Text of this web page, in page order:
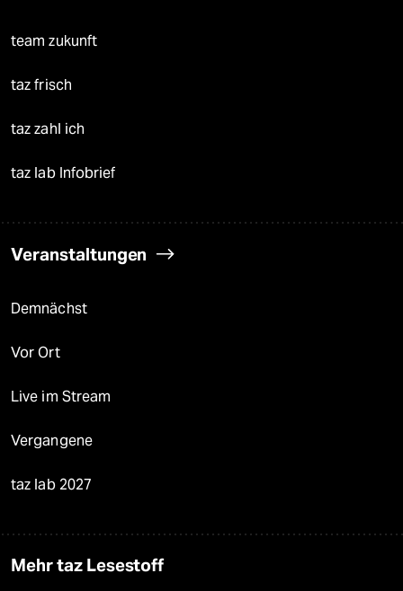
team zukunft
taz frisch
taz zahl ich
taz lab Infobrief
Veranstaltungen
Demnächst
Vor Ort
Live im Stream
Vergangene
taz lab 2027
Mehr taz Lesestoff